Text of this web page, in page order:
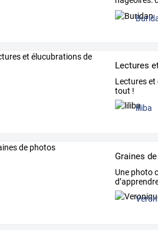
sculpter,
Lectures
Lectures et
tout !
liliba
Graines
Une photo